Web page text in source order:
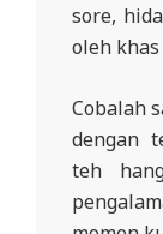
sore,
oleh
Cobalah
dengan
teh